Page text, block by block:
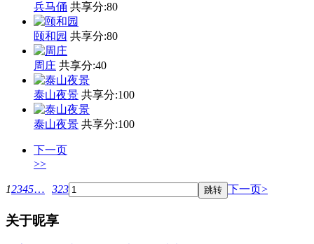
兵马俑 共享分:80
颐和园 共享分:80
周庄 共享分:40
泰山夜景 共享分:100
泰山夜景 共享分:100
下一页
>>
12345… 323 下一页>
关于昵享